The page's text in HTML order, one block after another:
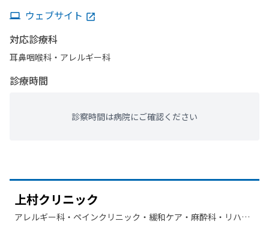
ウェブサイト
対応診療科
耳鼻咽喉科・​アレルギー科
診療時間
診察時間は病院にご確認ください
上村クリニック
アレルギー科・​ペインクリニック・​緩和ケア・​麻酔科・​リハビ